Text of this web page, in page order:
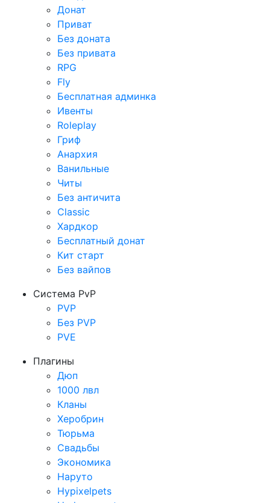
Донат
Приват
Без доната
Без привата
RPG
Fly
Бесплатная админка
Ивенты
Roleplay
Гриф
Анархия
Ванильные
Читы
Без античита
Classic
Хардкор
Бесплатный донат
Кит старт
Без вайпов
Система PvP
PVP
Без PVP
PVE
Плагины
Дюп
1000 лвл
Кланы
Херобрин
Тюрьма
Свадьбы
Экономика
Наруто
Hypixelpets